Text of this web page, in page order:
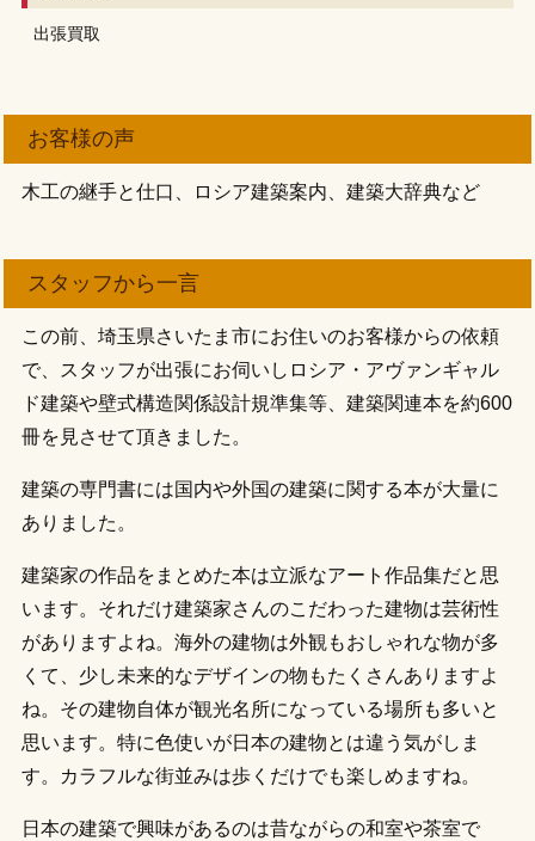
出張買取
お客様の声
木工の継手と仕口、ロシア建築案内、建築大辞典など
スタッフから一言
この前、埼玉県さいたま市にお住いのお客様からの依頼
で、スタッフが出張にお伺いしロシア・アヴァンギャル
ド建築や壁式構造関係設計規準集等、建築関連本を約600
冊を見させて頂きました。
建築の専門書には国内や外国の建築に関する本が大量に
ありました。
建築家の作品をまとめた本は立派なアート作品集だと思
います。それだけ建築家さんのこだわった建物は芸術性
がありますよね。海外の建物は外観もおしゃれな物が多
くて、少し未来的なデザインの物もたくさんありますよ
ね。その建物自体が観光名所になっている場所も多いと
思います。特に色使いが日本の建物とは違う気がしま
す。カラフルな街並みは歩くだけでも楽しめますね。
日本の建築で興味があるのは昔ながらの和室や茶室で